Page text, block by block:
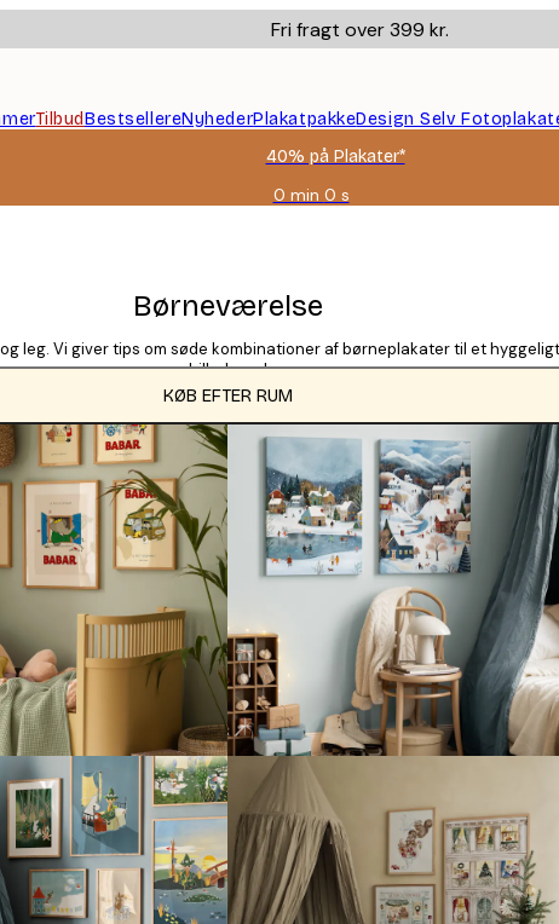
Fri fragt over 399 kr.
TilbudBestsellereNyhederPlakatpakkeDesign Selv
40% på Plakater*
0 min 0 s
Gyldig
Børneværelse
leg. Vi giver tips om søde kombinationer af børneplakater til et
billederne!
KATEGORIER
Titel
KØB EFTER RUM